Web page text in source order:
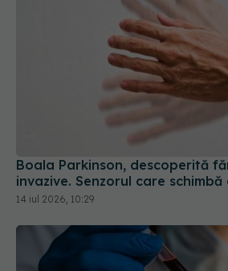
Boala Parkinson, descoperită
invazive. Senzorul care
14 iul 2026, 10:29